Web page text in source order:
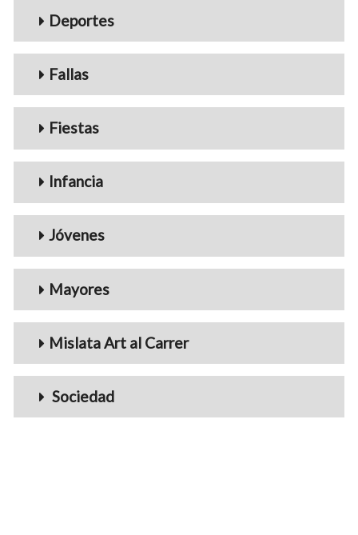
Deportes
Fallas
Fiestas
Infancia
Jóvenes
Mayores
Mislata Art al Carrer
Sociedad